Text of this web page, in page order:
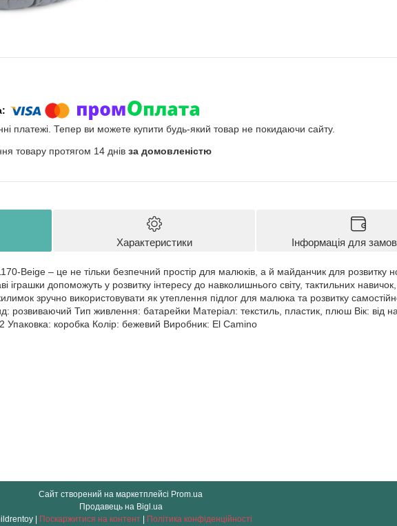
платежі. Тепер ви можете купити будь-який товар не покидаючи сайту.
товару протягом 14 днів за домовленістю
Характеристики Інформація для
Beige – це не тільки безпечний простір для малюків, а й майданчик для розвитку
іграшки допоможуть у розвитку інтересу до навколишнього світу, тактильних
зручно використовувати як утеплення підлог для малюка та розвитку
розвиваючий Тип живлення: батарейки Матеріал: текстиль, пластик, плюш Вік: від
2 Упаковка: коробка Колір: бежевий Виробник: El Camino
Сайт створений на маркетплейсі Prom.ua
Продавець на Bigl.ua
Поскаржитися на контент Політика конфіденційності